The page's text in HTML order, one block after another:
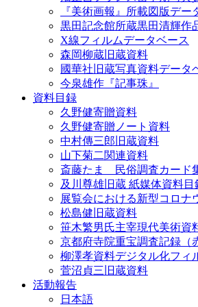
『美術画報』所載図版デー
黒田記念館所蔵黒田清輝作
X線フィルムデータベース
森岡柳蔵旧蔵資料
國華社旧蔵写真資料データ
今泉雄作『記事珠』
資料目録
久野健寄贈資料
久野健寄贈ノート資料
中村傳三郎旧蔵資料
山下菊二関連資料
斎藤たま 民俗調査カード
及川尊雄旧蔵 紙媒体資料目
展覧会における新型コロナ
松島健旧蔵資料
笹木繁男氏主宰現代美術資
京都府寺院重宝調査記録（
柳澤孝資料デジタル化フィ
菅沼貞三旧蔵資料
活動報告
日本語